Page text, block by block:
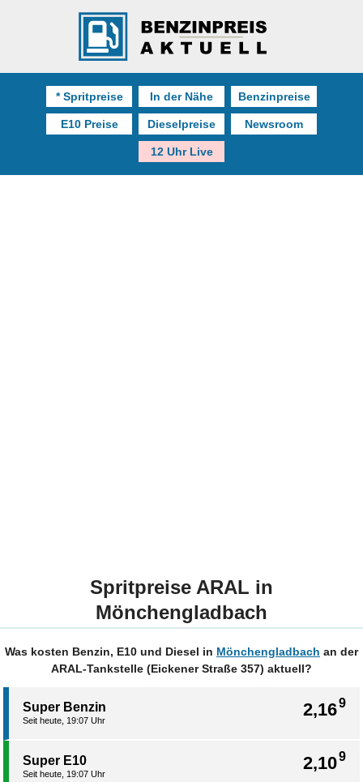
* Spritpreise In der Nähe Benzinpreise
E10 Preise Dieselpreise Newsroom
12 Uhr Live
Spritpreise ARAL in
Mönchengladbach
Was kosten Benzin, E10 und Diesel in Mönchengladbach an der
ARAL-Tankstelle (Eickener Straße 357) aktuell?
2,169
Super Benzin
Seit heute, 19:07 Uhr
2,109
Super E10
Seit heute, 19:07 Uhr